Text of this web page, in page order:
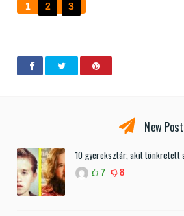
1 2 3
New
10 gyereksztár, akit tönkretett
7 8